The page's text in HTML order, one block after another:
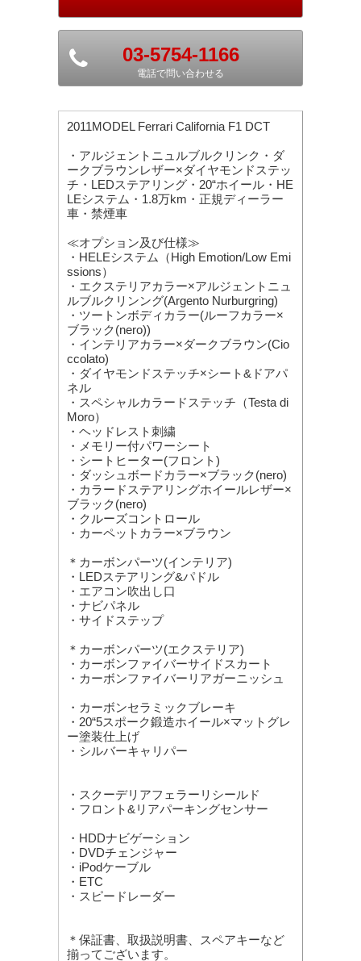
03-5754-1166
電話で問い合わせる
2011MODEL Ferrari California F1 DCT
・アルジェントニュルブルクリンク・ダ
ークブラウンレザー×ダイヤモンドステッ
チ・LEDステアリング・20“ホイール・HE
LEシステム・1.8万km・正規ディーラー
車・禁煙車
≪オプション及び仕様≫
・HELEシステム（High Emotion/Low Emi
ssions）
・エクステリアカラー×アルジェントニュ
ルブルクリンング(Argento Nurburgring)
・ツートンボディカラー(ルーフカラー×
ブラック(nero))
・インテリアカラー×ダークブラウン(Cio
ccolato)
・ダイヤモンドステッチ×シート&ドアパ
ネル
・スペシャルカラードステッチ（Testa di
Moro）
・ヘッドレスト刺繍
・メモリー付パワーシート
・シートヒーター(フロント)
・ダッシュボードカラー×ブラック(nero)
・カラードステアリングホイールレザー×
ブラック(nero)
・クルーズコントロール
・カーペットカラー×ブラウン
＊カーボンパーツ(インテリア)
・LEDステアリング&パドル
・エアコン吹出し口
・ナビパネル
・サイドステップ
＊カーボンパーツ(エクステリア)
・カーボンファイバーサイドスカート
・カーボンファイバーリアガーニッシュ
・カーボンセラミックブレーキ
・20“5スポーク鍛造ホイール×マットグレ
ー塗装仕上げ
・シルバーキャリパー
・スクーデリアフェラーリシールド
・フロント&リアパーキングセンサー
・HDDナビゲーション
・DVDチェンジャー
・iPodケーブル
・ETC
・スピードレーダー
＊保証書、取扱説明書、スペアキーなど
揃ってございます。